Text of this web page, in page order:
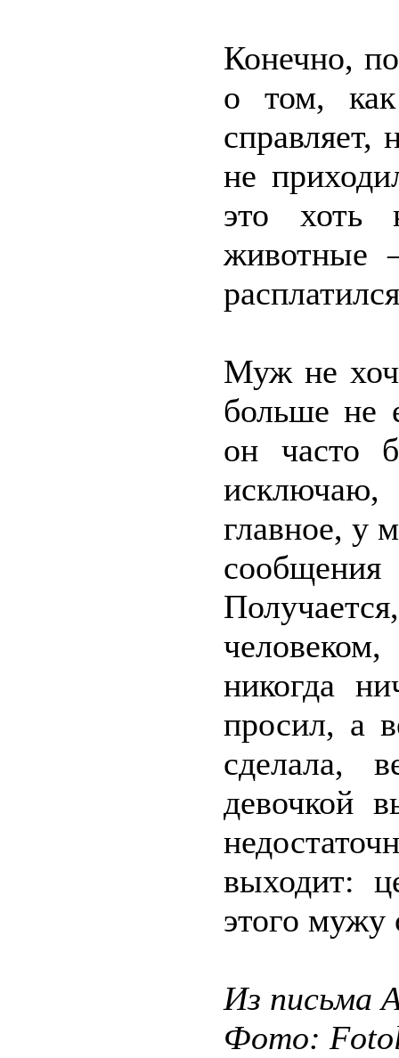
Конечно,
о том,
справляет,
не
это хоть
животные
Муж не
больше не
он часто
главное, у
никогда
просил, а
сделала,
девочкой
выходит:
этого мужу
Из письма
Фото: